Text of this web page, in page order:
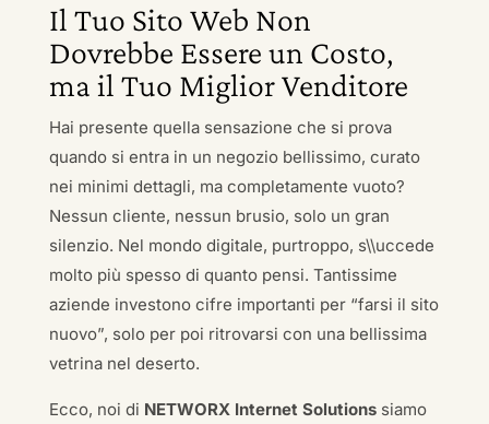
Il Tuo Sito Web Non
Dovrebbe Essere un Costo,
ma il Tuo Miglior Venditore
Hai presente quella sensazione che si prova
quando si entra in un negozio bellissimo, curato
nei minimi dettagli, ma completamente vuoto?
Nessun cliente, nessun brusio, solo un gran
silenzio. Nel mondo digitale, purtroppo, s\\uccede
molto più spesso di quanto pensi. Tantissime
aziende investono cifre importanti per “farsi il sito
nuovo”, solo per poi ritrovarsi con una bellissima
vetrina nel deserto.
Ecco, noi di NETWORX Internet Solutionssiamo